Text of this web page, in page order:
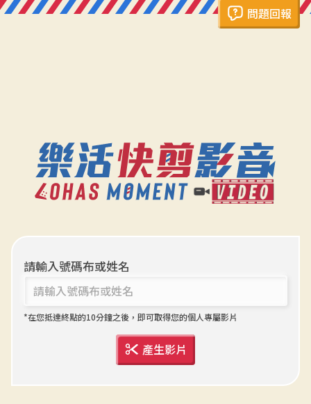
請輸入號碼布或姓名
*在您抵達終點的10分鐘之後，即可取得您的個人專屬影片
產生影片
問題回報